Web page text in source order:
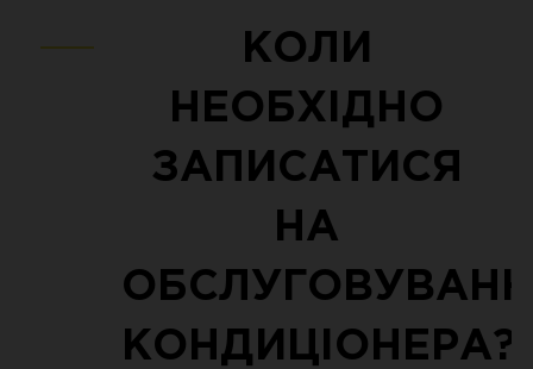
КОЛИ
НЕОБХІДНО
ЗАПИСАТИСЯ
НА
КОНДИЦІОНЕРА?